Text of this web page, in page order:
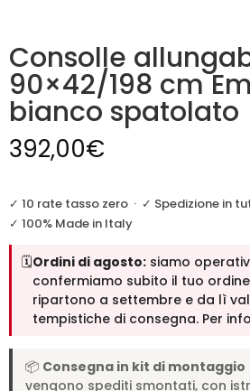
Consolle
90×42/198 cm
bianco spatolato
392,00€
✓ 10 rate tasso zero · ✓ Spedizione in
✓ 100% Made in Italy
🗓️Ordini di agosto: siamo
confermiamo subito il tuo
ripartono a settembre e da lì
tempistiche di consegna. Per
📦 Consegna in kit di montaggio
vengono spediti smontati, con